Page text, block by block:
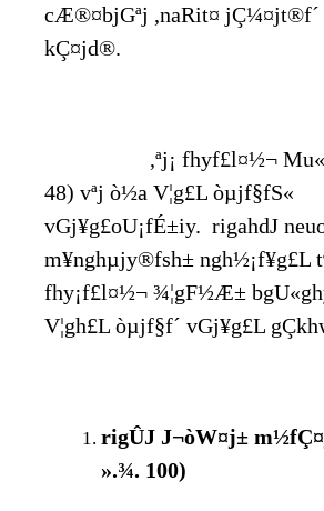
cÆ®¤bjGªj ,naRit¤
kÇ¤jd®.
,ªj¡ fhyf£l¤½¬
48) vªj ò½a V¦g£L òµjf§fS«
vGj¥g£oU¡fÉ±iy. rigahdJ
m¥nghµjy®fsh± ngh½¡f¥g£L
fhy¡f£l¤½¬ ¾¦gF½Æ±
V¦gh£L òµjf§f´ vGj¥g£L
rigÛJ J¬òW¤j±
».¾. 100)